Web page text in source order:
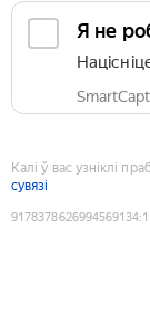
Я не
Калі ў вас узніклі
сувязі
9178378626994569134: